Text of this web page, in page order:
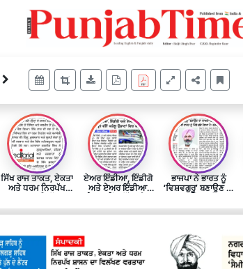
ਸਿੱਖ ਰਾਜ ਤਾਕਤ, ਏਕਤਾ
ਅਤੇ ਧਰਮ ਨਿਰਪੱਖ
ਵਰਤਾਰਾ
ਏਅਰ ਇੰਡੀਆ, ਇੰਡੀਗੋ
ਅਤੇ ਏਅਰ ਇੰਡੀਆ
ਉਡਾਣਾਂ ਵਿਚ ਕਟੌਤੀ
ਭਾਜਪਾ ਨੇ ਭਾਰਤ ਨੂੰ
‘ਵਿਸ਼ਵਗੁਰੂ’ ਬਣਾਉਣ ਦਾ
ਅੱਜ ਤਾਈਵਾਨ ਵਰਗਾ
ਛੋਟਾ ਜਿਹਾ ਦੇਸ਼ ਵੀ
ਗਿਆ ਹੈ: ਹਰਪਾਲ ਸਿੰਘ
ਚੀਮਾ